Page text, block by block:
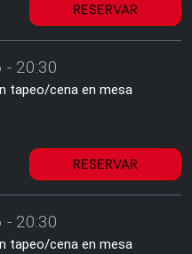
RESERVAR
- 20:30
tapeo/cena en mesa
RESERVAR
- 20:30
tapeo/cena en mesa